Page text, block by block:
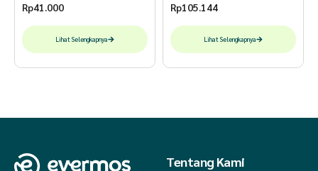
Rp41.000
Lihat Selengkapnya
Rp105.144
Lihat Selengkapnya
Tentang Kami